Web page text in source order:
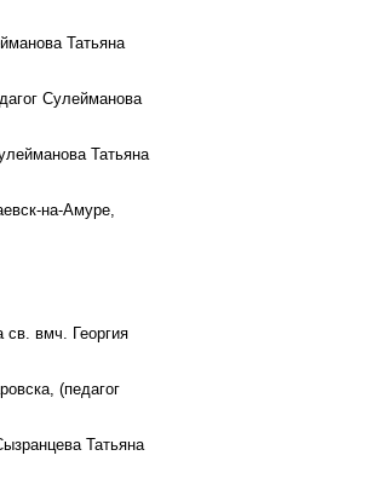
Татьяна
Сулейманова
Татьяна
на-Амуре,
св. вмч. Георгия
(педагог
Татьяна